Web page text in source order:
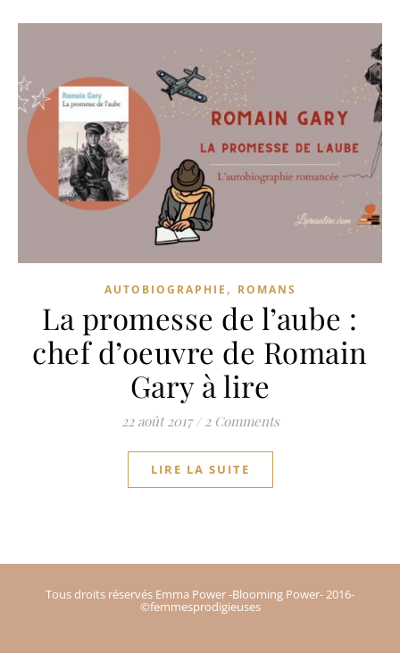
AUTOBIOGRAPHIE , ROMANS
La promesse de l’aube :
chef d’oeuvre de Romain
Gary à lire
22 août 2017 / 2 Comments
LIRE LA SUITE
Tous droits réservés Emma Power -Blooming Power- 2016-
©femmesprodigieuses